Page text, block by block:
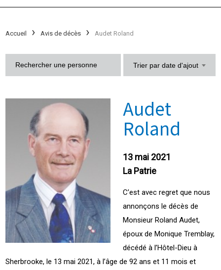
Accueil Avis de décès Audet Roland
Trier par date d'ajout
Audet
Roland
13 mai 2021
La Patrie
C’est avec regret que nous
annonçons le décès de
Monsieur Roland Audet,
époux de Monique Tremblay,
décédé à l’Hôtel-Dieu à
Sherbrooke, le 13 mai 2021, à l’âge de 92 ans et 11 mois et